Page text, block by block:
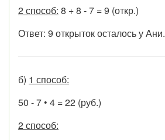
2 способ: 8 + 8 - 7 = 9 (откр.)
Ответ: 9 открыток осталось у Ани.
б) 1 способ:
50 - 7 • 4 = 22 (руб.)
2 способ: